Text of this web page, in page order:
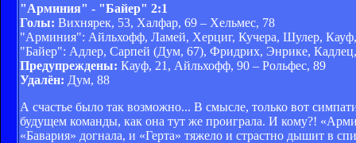
"Арминия" - "Байер" 2:1
Голы: Вихнярек, 53, Халфар, 69 – Хельмес, 78
"Арминия": Айльхофф, Ламей, Херциг, Кучера, Шулер,
"Байер": Адлер, Сарпей (Дум, 67), Фридрих, Энрике, Кадлец,
Предупреждены: Кауф, 21, Айльхофф, 90 – Рольфес, 89
Удалён: Дум, 88
А счастье было так возможно... В смысле, только вот
будущем команды, как она тут же проиграла. И кому?!
«Бавария» догнала, и «Герта» тяжело и страстно дышит в